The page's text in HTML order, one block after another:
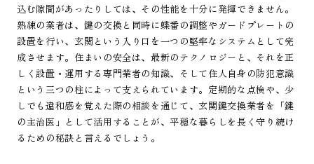
込む隙間があったりしては、その性能を十分に発揮できません。
熟練の業者は、鍵の交換と同時に蝶番の調整やガードプレートの
設置を行い、玄関という入り口を一つの堅牢なシステムとして完
成させます。住まいの安全は、最新のテクノロジーと、それを正
しく設置・運用する専門業者の知識、そして住人自身の防犯意識
という三つの柱によって支えられています。定期的な点検や、少
しでも違和感を覚えた際の相談を通じて、玄関鍵交換業者を「鍵
の主治医」として活用することが、平穏な暮らしを長く守り続け
るための秘訣と言えるでしょう。